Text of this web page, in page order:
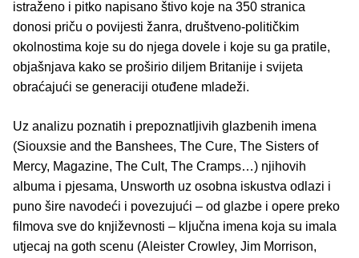
istraženo i pitko napisano štivo koje na 350 stranica
donosi priču o povijesti žanra, društveno-političkim
okolnostima koje su do njega dovele i koje su ga pratile,
objašnjava kako se proširio diljem Britanije i svijeta
obraćajući se generaciji otuđene mladeži.
Uz analizu poznatih i prepoznatljivih glazbenih imena
(Siouxsie and the Banshees, The Cure, The Sisters of
Mercy, Magazine, The Cult, The Cramps…) njihovih
albuma i pjesama, Unsworth uz osobna iskustva odlazi i
puno šire navodeći i povezujući – od glazbe i opere preko
filmova sve do književnosti – ključna imena koja su imala
utjecaj na goth scenu (Aleister Crowley, Jim Morrison,